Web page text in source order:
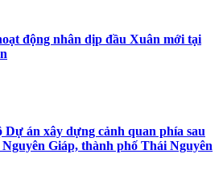
động nhân dịp đầu Xuân mới tại
án xây dựng cảnh quan phía sau
Giáp, thành phố Thái Nguyên